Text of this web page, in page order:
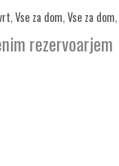
,Vse za dom,Vse za dom
rezervoarjem